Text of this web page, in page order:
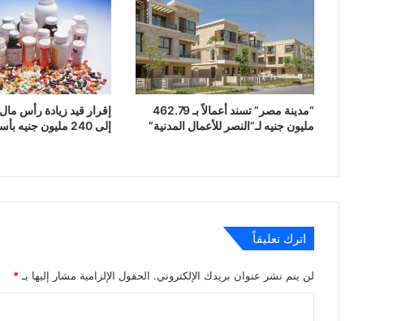
“مدينة مصر” تسند أعمالاً بـ 462.79
مليون جنيه لـ”النصر للأعمال المدنية”
إقرار قيد زيادة رأس مال
إلى 240 مليون جنيه بأسهم مجانية
اترك تعليقاً
لن يتم نشر عنوان بريدك الإلكتروني. الحقول الإلزامية مشار إليها بـ *